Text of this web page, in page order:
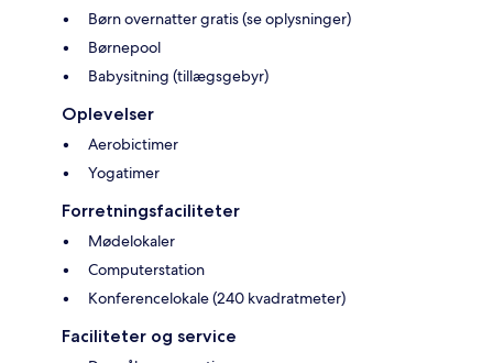
Børn overnatter gratis (se oplysninger)
Børnepool
Babysitning (tillægsgebyr)
Oplevelser
Aerobictimer
Yogatimer
Forretningsfaciliteter
Mødelokaler
Computerstation
Konferencelokale (240 kvadratmeter)
Faciliteter og service